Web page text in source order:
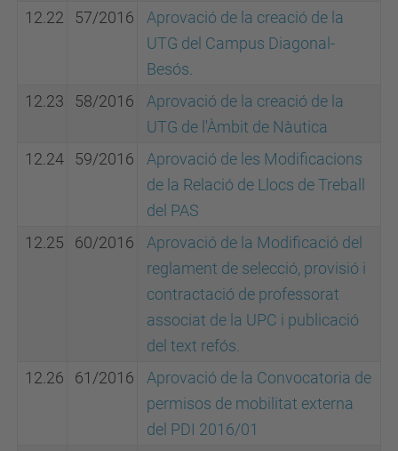
12.22
57/2016
Aprovació de la creació de la
UTG del Campus Diagonal-
Besós.
12.23
58/2016
Aprovació de la creació de la
UTG de l'Àmbit de Nàutica
12.24
59/2016
Aprovació de les Modificacions
de la Relació de Llocs de Treball
del PAS
12.25
60/2016
Aprovació de la Modificació del
reglament de selecció, provisió i
contractació de professorat
associat de la UPC i publicació
del text refós.
12.26
61/2016
Aprovació de la Convocatoria de
permisos de mobilitat externa
del PDI 2016/01